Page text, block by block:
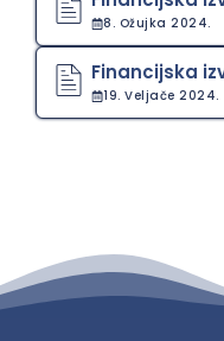
8. Ožujka 2024.
Financijska
19. Veljače 2024.